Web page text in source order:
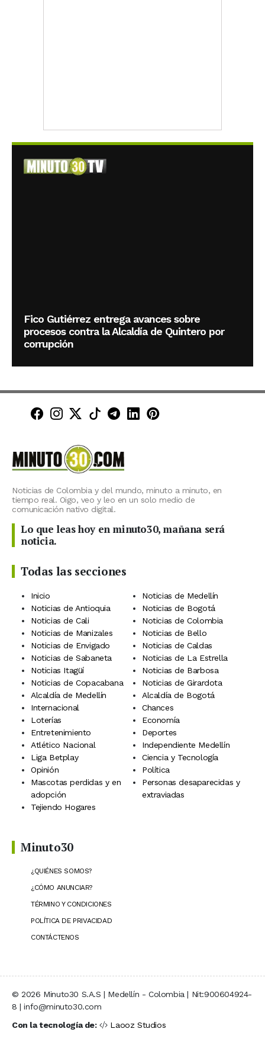
Fico Gutiérrez entrega avances sobre
procesos contra la Alcaldía de Quintero por
corrupción
Minuto30 en Facebook
Minuto30 en Instagram
Minuto30 en X (Twitter)
Minuto30 en TikTok
Canal de Minuto30 en
Minuto30 en LinkedIn
Minuto30 en
Noticias de Colombia y del mundo, minuto a minuto, en
tiempo real. Oigo, veo y leo en un solo medio de
comunicación nativo digital.
Lo que leas hoy en minuto30, mañana será
noticia.
Todas las secciones
Inicio
Noticias de Medellín
Noticias de Antioquia
Noticias de Bogotá
Noticias de Cali
Noticias de Colombia
Noticias de Manizales
Noticias de Bello
Noticias de Envigado
Noticias de Caldas
Noticias de Sabaneta
Noticias de La Estrella
Noticias Itagüí
Noticias de Barbosa
Noticias de Copacabana
Noticias de Girardota
Alcaldía de Medellín
Alcaldía de Bogotá
Internacional
Chances
Loterías
Economía
Entretenimiento
Deportes
Atlético Nacional
Independiente Medellín
Liga Betplay
Ciencia y Tecnología
Opinión
Política
Mascotas perdidas y en
adopción
Personas desaparecidas y
extraviadas
Tejiendo Hogares
Minuto30
¿QUIÉNES SOMOS?
¿CÓMO ANUNCIAR?
TÉRMINO Y CONDICIONES
POLÍTICA DE PRIVACIDAD
CONTÁCTENOS
© 2026 Minuto30 S.A.S | Medellín - Colombia | Nit:900604924-
8 | info@minuto30.com
Con la tecnología de:
Laooz Studios